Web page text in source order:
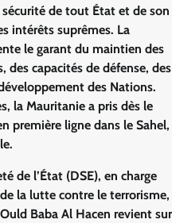
sécurité de tout État et de son
intérêts suprêmes. La
le garant du maintien des
capacités de défense, des
des Nations.
la Mauritanie a pris dès le
première ligne dans le Sahel,
de l’État (DSE), en charge
la lutte contre le terrorisme,
Baba Al Hacen revient sur